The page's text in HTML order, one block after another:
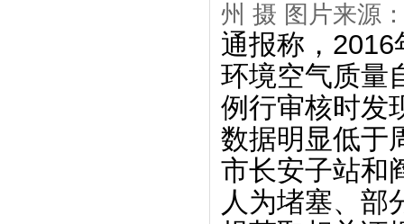
州 摄 图片来源
通报称，
环境空气质量
例行审核时发
数据明显低于
市长安子站和
人为堵塞、部